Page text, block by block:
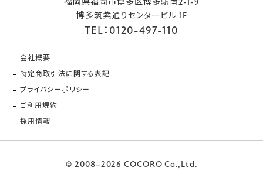
福岡県福岡市博多区博多駅南2-1-9
博多筑紫通りセンタービル 1F
TEL：0120-497-110
会社概要
特定商取引法に関する表記
プライバシーポリシー
ご利用規約
採用情報
© 2008–2026 COCORO Co.,Ltd.